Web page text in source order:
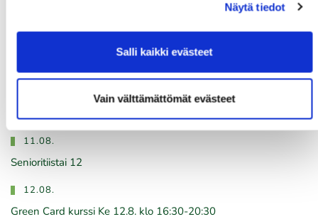
Näytä tiedot
Salli kaikki evästeet
Vain välttämättömät evästeet
Pariskuntagolf 5/7
11.08.
Senioritiistai 12
12.08.
Green Card kurssi Ke 12.8. klo 16:30-20:30